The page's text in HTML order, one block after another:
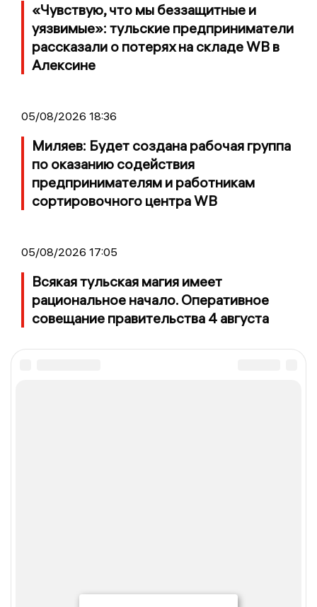
«Чувствую, что мы беззащитные и
уязвимые»: тульские предприниматели
рассказали о потерях на складе WB в
Алексине
05/08/2026 18:36
Миляев: Будет создана рабочая группа
по оказанию содействия
предпринимателям и работникам
сортировочного центра WB
05/08/2026 17:05
Всякая тульская магия имеет
рациональное начало. Оперативное
совещание правительства 4 августа